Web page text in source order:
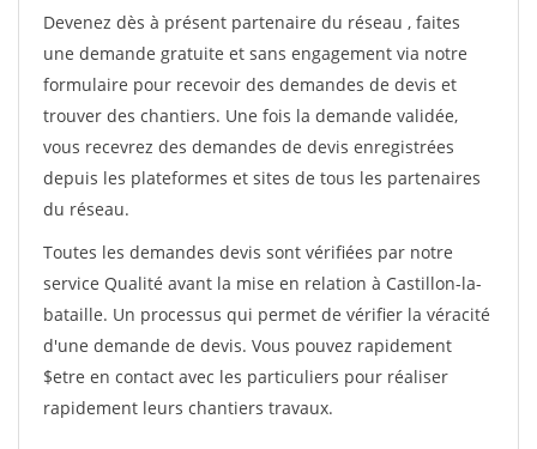
Devenez dès à présent partenaire du réseau , faites
une demande gratuite et sans engagement via notre
formulaire pour recevoir des demandes de devis et
trouver des chantiers. Une fois la demande validée,
vous recevrez des demandes de devis enregistrées
depuis les plateformes et sites de tous les partenaires
du réseau.
Toutes les demandes devis sont vérifiées par notre
service Qualité avant la mise en relation à Castillon-la-
bataille. Un processus qui permet de vérifier la véracité
d'une demande de devis. Vous pouvez rapidement
$etre en contact avec les particuliers pour réaliser
rapidement leurs chantiers travaux.